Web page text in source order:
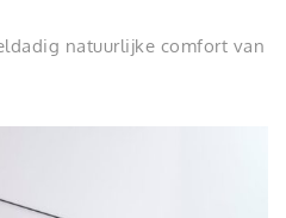
natuurlijke comfort van